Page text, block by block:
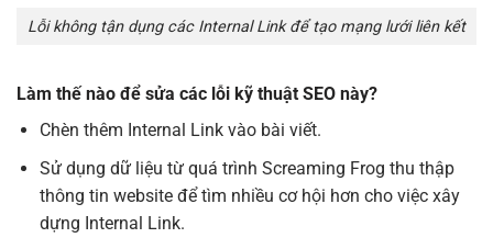
Lỗi không tận dụng các Internal Link để tạo mạng lưới liên kết
Làm thế nào để sửa các lỗi kỹ thuật SEO này?
Chèn thêm Internal Link vào bài viết.
Sử dụng dữ liệu từ quá trình Screaming Frog thu thập
thông tin website để tìm nhiều cơ hội hơn cho việc xây
dựng Internal Link.